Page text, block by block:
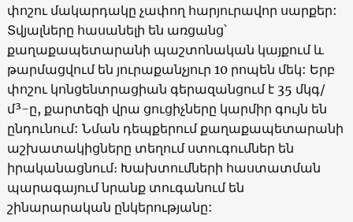
փոշու մակարդակը չափող հարյուրավոր սարքեր:
Տվյալները հասանելի են առցանց՝
քաղաքապետարանի պաշտոնական կայքում և
թարմացվում են յուրաքանչյուր 10 րոպեն մեկ: Երբ
փոշու կոնցենտրացիան գերազանցում է 35 մկգ/
մ³-ը, քարտեզի վրա ցուցիչները կարմիր գույն են
ընդունում: Նման դեպքերում քաղաքապետարանի
աշխատակիցները տեղում ստուգումներ են
իրականացնում։ Խախտումների հաստատման
պարագայում նրանք տուգանում են
շինարարական ընկերությանը: